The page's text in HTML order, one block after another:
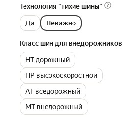
Технология "тихие шины"
Да Неважно
Класс шин для внедорожников
HT дорожный
HP высокоскоростной
AT вседорожный
MT внедорожный